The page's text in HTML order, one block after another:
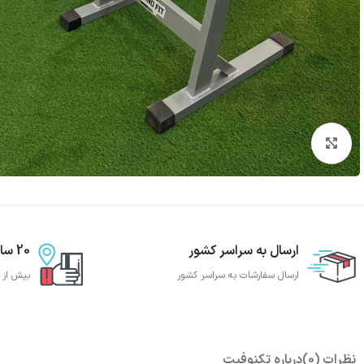
بزرگنمایی تصویر
ارسال به سراسر کشور
ارسال سفارشات به سراسر کشور
20 سال تجربه
بیش از 20 سال تجربه تجهیز باشگاه بدنسازی
نظرات (0) درباره تکنوفیت